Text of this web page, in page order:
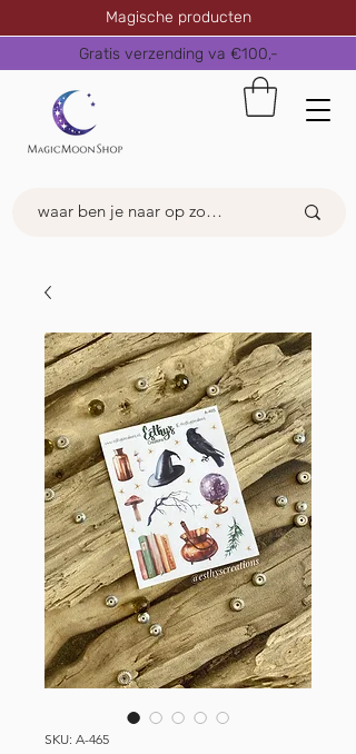
Magische producten
Gratis verzending va €100,-
SKU: A-465